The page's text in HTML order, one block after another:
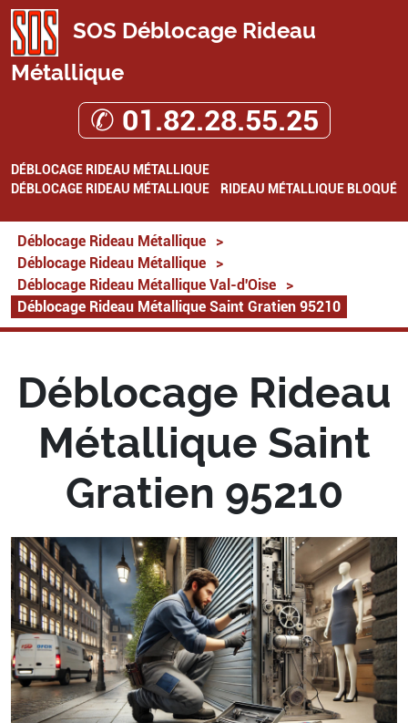
SOS Déblocage Rideau
Métallique
✆ 01.82.28.55.25
DÉBLOCAGE RIDEAU MÉTALLIQUE
DÉBLOCAGE RIDEAU MÉTALLIQUE
RIDEAU MÉTALLIQUE BLOQUÉ
Déblocage Rideau Métallique
>
Déblocage Rideau Métallique
>
Déblocage Rideau Métallique Val-d'Oise
>
Déblocage Rideau Métallique Saint Gratien 95210
Déblocage Rideau
Métallique Saint
Gratien 95210